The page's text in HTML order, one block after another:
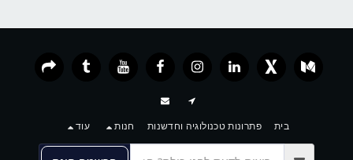
מובנה ותמיכה מלאה בסנכרון בין
נתוני עומק באיכות גבוהה בטווח
רחב של 0.6 עד 8 מטרים,
במרחק של מטר אחד. המצלמה
בית פתרונות טכנולוגיה וחדשנות חנות עוד